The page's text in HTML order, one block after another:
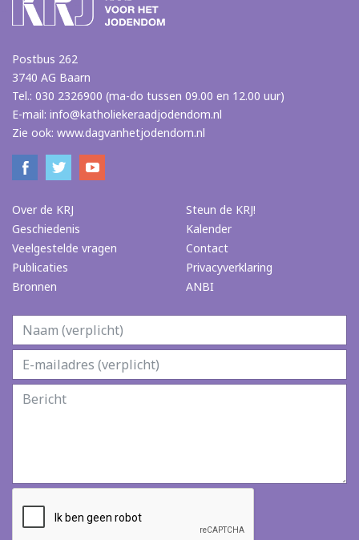
Postbus 262
3740 AG Baarn
Tel.: 030 2326900 (ma-do tussen 09.00 en 12.00 uur)
E-mail: info@katholiekeraadjodendom.nl
Zie ook: www.dagvanhetjodendom.nl
Over de KRJ
Geschiedenis
Veelgestelde vragen
Publicaties
Bronnen
Steun de KRJ!
Kalender
Contact
Privacyverklaring
ANBI